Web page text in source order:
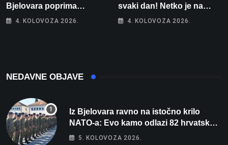
Bjelovara poprima
jesenski izgled
4. KOLOVOZA 2026.
svaki dan! Netko je na
auto stavio – ručno
4. KOLOVOZA 2026.
NEDAVNE OBJAVE
Iz Bjelovara ravno na istočno krilo
NATO-a: Evo kamo odlazi 82 hrvatska
vojnika i 6 vojnikinja
5. KOLOVOZA 2026.